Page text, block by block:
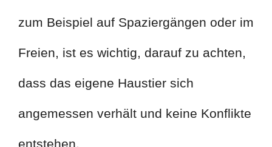
zum Beispiel auf Spaziergängen oder im
Freien, ist es wichtig, darauf zu achten,
dass das eigene Haustier sich
angemessen verhält und keine Konflikte
entstehen.